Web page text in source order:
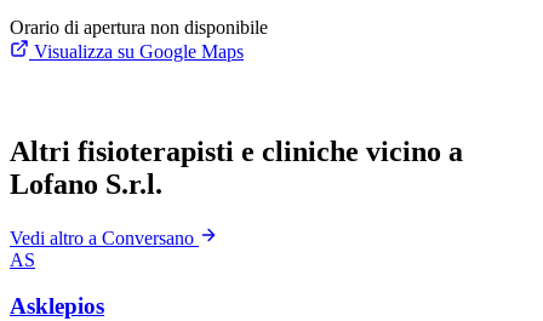
Orario di apertura non disponibile
Visualizza su Google Maps
Altri fisioterapisti e cliniche vicino a
Lofano S.r.l.
Vedi altro a Conversano
AS
Asklepios